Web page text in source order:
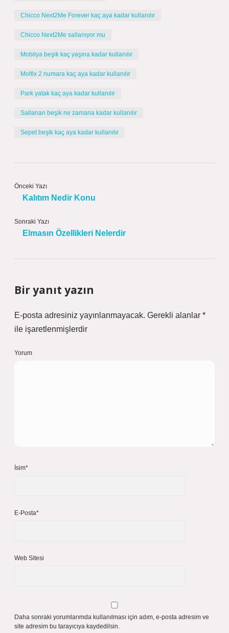
Chicco Next2Me Forever kaç aya kadar kullanılır
Chicco Next2Me sallanıyor mu
Mobilya beşik kaç yaşına kadar kullanılır
Molfix 2 numara kaç aya kadar kullanılır
Park yatak kaç aya kadar kullanılır
Sallanan beşik ne zamana kadar kullanılır
Sepet beşik kaç aya kadar kullanılır
Önceki Yazı
Kalıtım Nedir Konu
Sonraki Yazı
Elmasın Özellikleri Nelerdir
Bir yanıt yazın
E-posta adresiniz yayınlanmayacak. Gerekli alanlar *
ile işaretlenmişlerdir
Yorum
İsim*
E-Posta*
Web Sitesi
Daha sonraki yorumlarımda kullanılması için adım, e-posta adresim ve
site adresim bu tarayıcıya kaydedilsin.